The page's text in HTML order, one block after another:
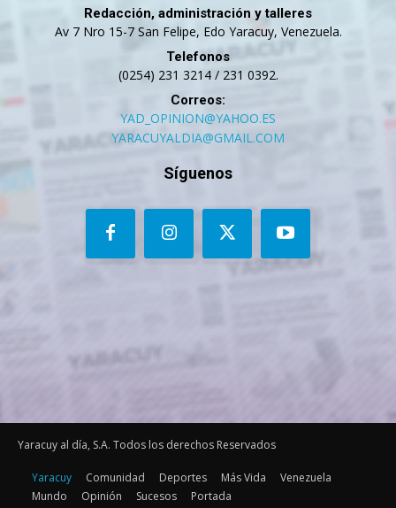
Redacción, administración y talleres
Av 7 Nro 15-7 San Felipe, Edo Yaracuy, Venezuela.
Telefonos
(0254) 231 3214 / 231 0392.
Correos:
YAD_OPINION@YAHOO.ES
YARACUYALDIA@GMAIL.COM
Síguenos
Yaracuy al día, S.A. Todos los derechos Reservados
Yaracuy Comunidad Deportes Más Vida
Venezuela
Mundo
Opinión Sucesos Portada